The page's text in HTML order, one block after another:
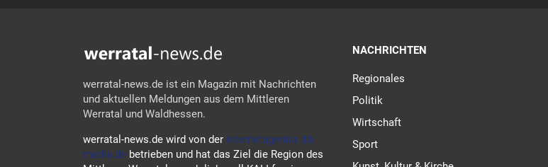
werratal-news.de ist ein Magazin mit Nachrichten
und aktuellen Meldungen aus dem Mittleren
Werratal und Waldhessen.
werratal-news.de wird von der Internetagentur dd-
media.de betrieben und hat das Ziel die Region des
NACHRICHTEN
Regionales
Politik
Wirtschaft
Sport